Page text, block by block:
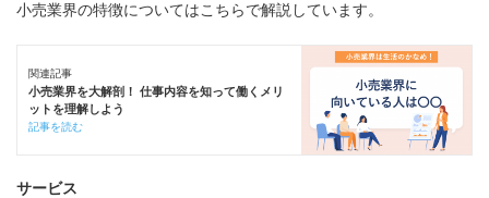
小売業界の特徴についてはこちらで解説しています。
関連記事
小売業界を大解剖！ 仕事内容を知って働くメリ
ットを理解しよう
記事を読む
サービス